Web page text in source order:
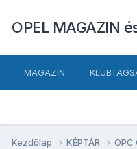
OPEL MAGAZIN
MAGAZIN
Kezdőlap KÉPTÁR OPC